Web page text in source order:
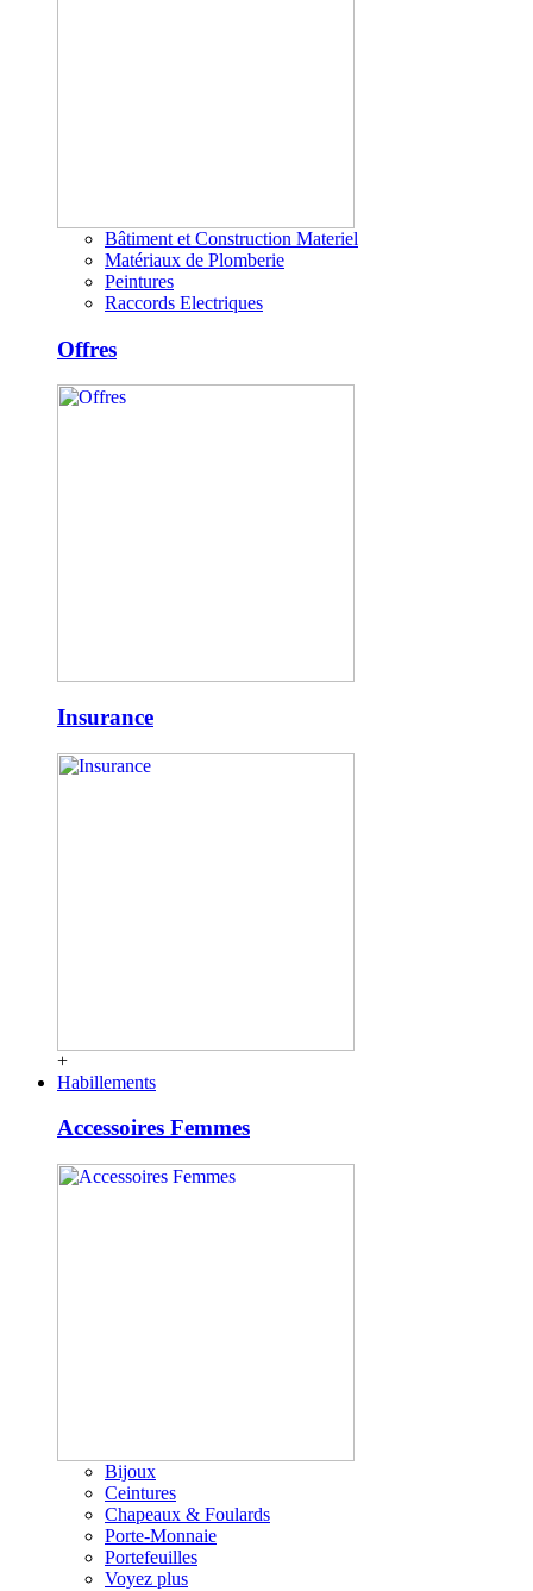
Bâtiment et Construction Materiel
Matériaux de Plomberie
Peintures
Raccords Electriques
Offres
Insurance
+
Habillements
Accessoires Femmes
Bijoux
Ceintures
Chapeaux & Foulards
Porte-Monnaie
Portefeuilles
Voyez plus